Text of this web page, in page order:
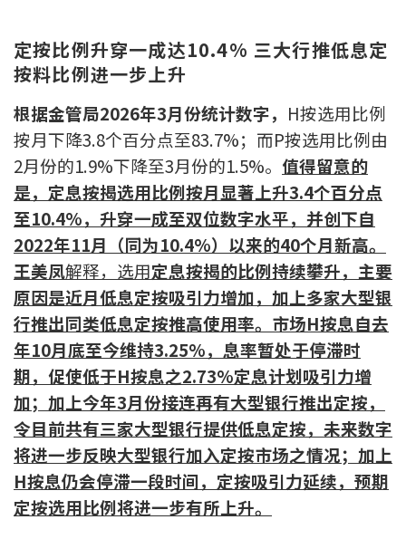
按揭百科
实时银行资讯
装修·保险优惠
免费装修转介服务
装修设计专栏
火险、家居、宠物保险
保险资讯专栏
联络我们
联络方式
网上申请按揭转介
条款及细则
定按比例升穿一成达10.4% 三大行推低息定
按料比例进一步上升
根据金管局2026年3月份统计数字， H按选用比例
按月下降3.8个百分点至83.7%；而P按选用比例由
2月份的1.9%下降至3月份的1.5%。 值得留意的
是，定息按揭选用比例按月显著上升3.4个百分点
至10.4%，升穿一成至双位数字水平，并创下自
2022年11月（同为10.4%）以来的40个月新高。
王美凤解释，选用定息按揭的比例持续攀升，主要
原因是近月低息定按吸引力增加，加上多家大型银
行推出同类低息定按推高使用率。市场H按息自去
年10月底至今维持3.25%，息率暂处于停滞时
期，促使低于H按息之2.73%定息计划吸引力增
加；加上今年3月份接连再有大型银行推出定按，
令目前共有三家大型银行提供低息定按，未来数字
将进一步反映大型银行加入定按市场之情况；加上
H按息仍会停滞一段时间，定按吸引力延续，预期
定按选用比例将进一步有所上升。